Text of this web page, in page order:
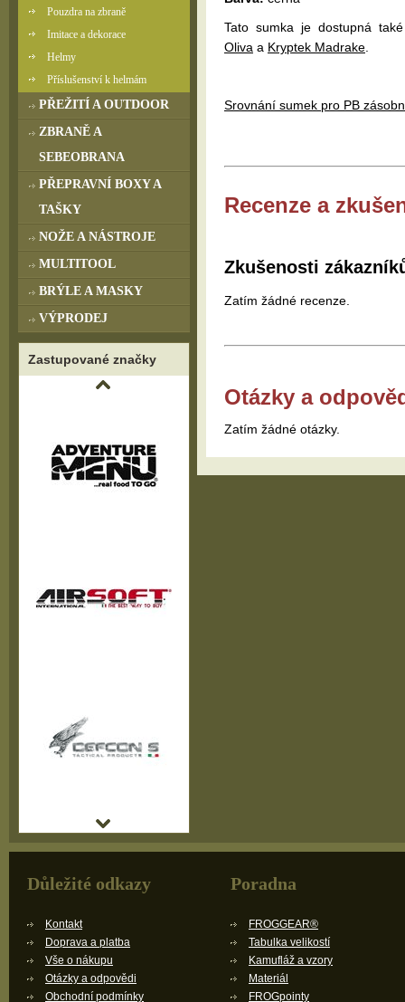
Tato sumka je dostupná
Oliva a Kryptek Madrake
Srovnání sumek pro PB
Recenze a
Zkušenosti
Zatím žádné recenze.
Otázky a
Zatím žádné otázky.
Pouzdra na zbraně
Imitace a dekorace
Helmy
Příslušenství k helmám
PŘEŽITÍ A OUTDOOR
ZBRANĚ A
SEBEOBRANA
PŘEPRAVNÍ BOXY A
TAŠKY
NOŽE A NÁSTROJE
MULTITOOL
BRÝLE A MASKY
VÝPRODEJ
Zastupované značky
Důležité odkazy
Kontakt
Doprava a platba
Vše o nákupu
Otázky a odpovědi
Obchodní podmínky
Poradna
FROGGEAR®
Tabulka velikostí
Kamufláž a vzory
Materiál
FROGpointy